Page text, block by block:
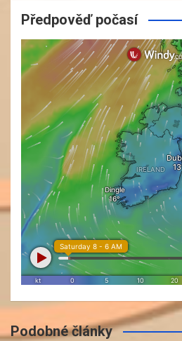
Předpověď počasí
Podobné články